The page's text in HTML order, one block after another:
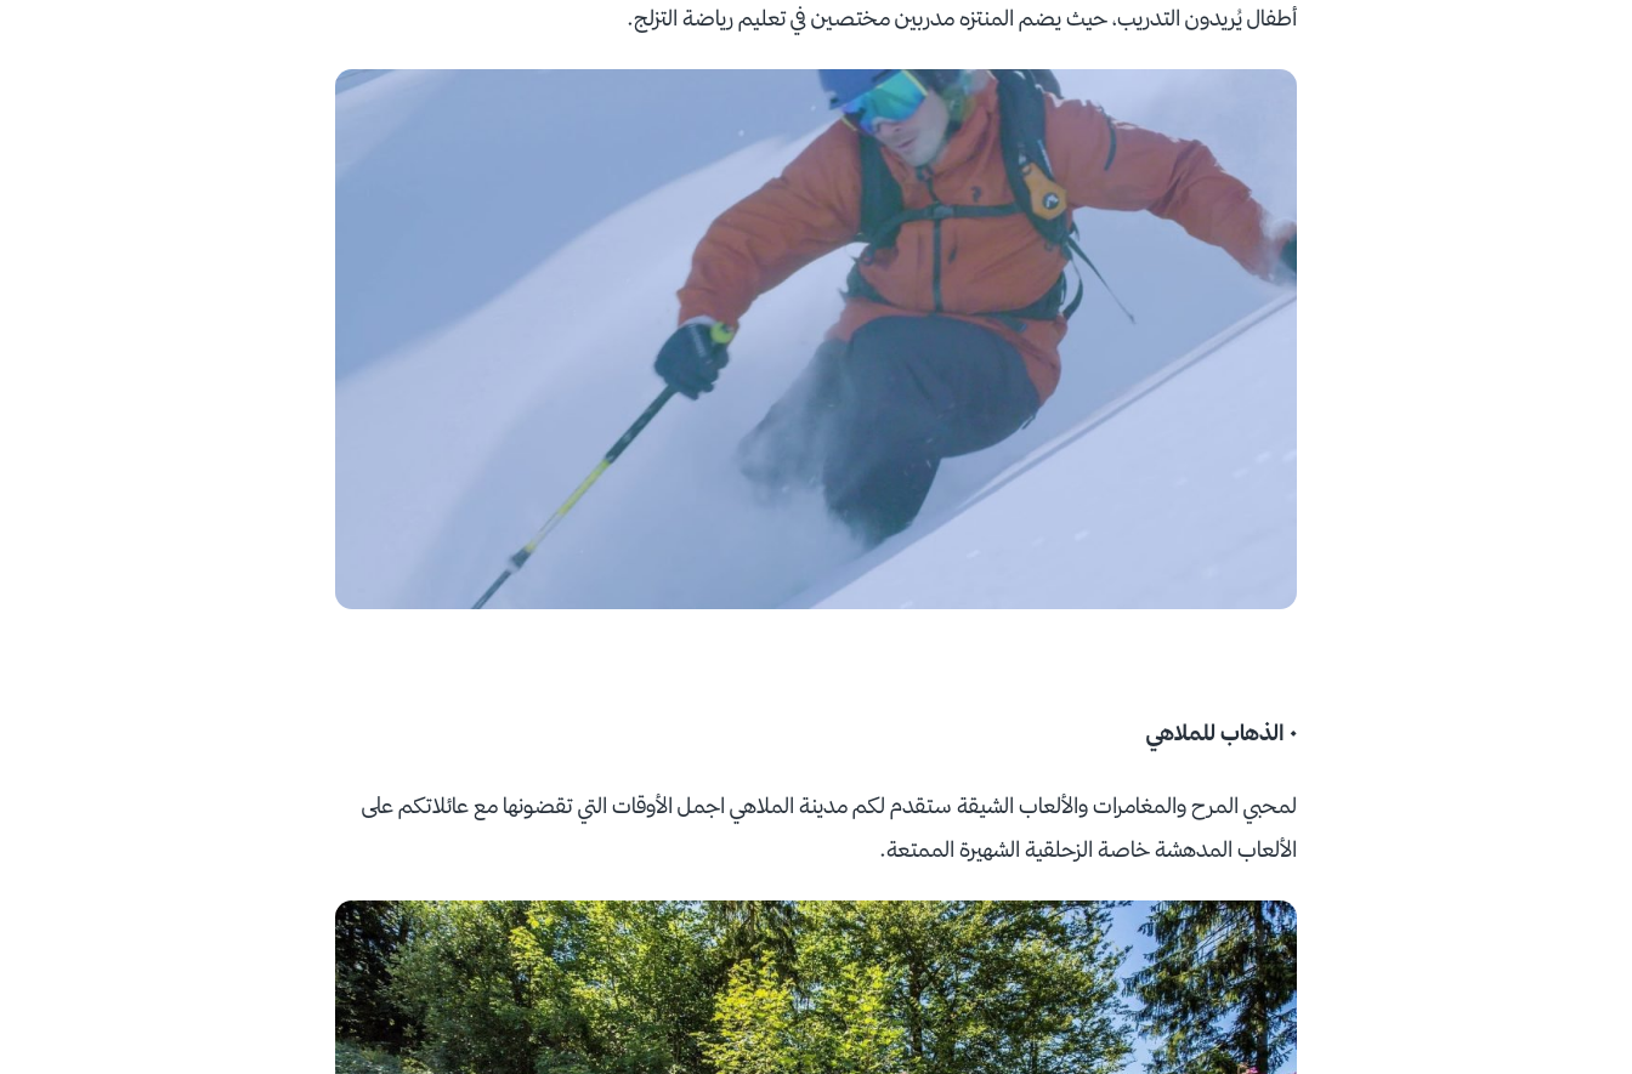
أطفال يُريدون التدريب، حيث يضم المنتزه مدربين مختصين في تعليم رياضة التزلج.
• الذهاب للملاهي
لمحبي المرح والمغامرات والألعاب الشيقة ستقدم لكم مدينة الملاهي اجمل الأوقات التي تقضونها مع عائلاتكم على
الألعاب المدهشة خاصة الزحلقية الشهيرة الممتعة.